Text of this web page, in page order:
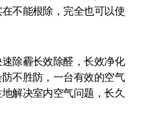
不能根除，完全也可以使
除霾长效除醛，长效净化
不胜防，一台有效的空气
解决室内空气问题，长久